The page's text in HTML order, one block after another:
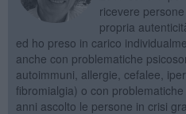
ricevere
propria
ed ho preso in carico
anche con problematiche
autoimmuni, allergie, cefalee,
fibromialgia) o con
anni ascolto le persone in crisi